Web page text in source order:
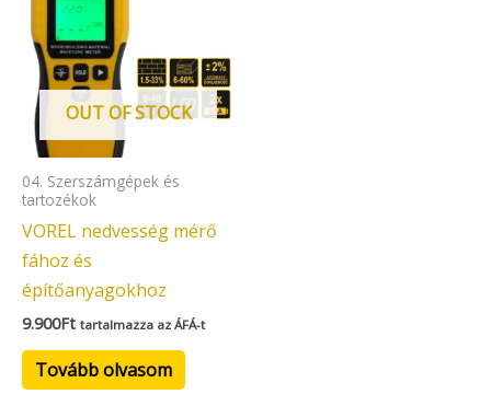
OUT OF STOCK
04. Szerszámgépek és
tartozékok
VOREL nedvesség mérő
fához és
építőanyagokhoz
9.900Ft tartalmazza az ÁFÁ-t
Tovább olvasom